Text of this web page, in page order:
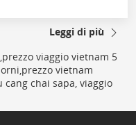
Leggi di più
viaggio vietnam 5
vietnam
chai sapa, viaggio